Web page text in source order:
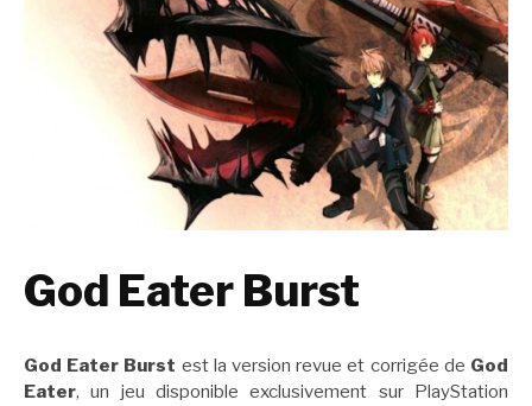
God Eater Burst
God Eater Burst est la version revue et corrigée de God
Eater, un jeu disponible exclusivement sur PlayStation